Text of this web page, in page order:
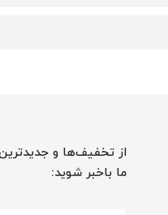
از تخفیف‌ها و
ما باخبر شوید: